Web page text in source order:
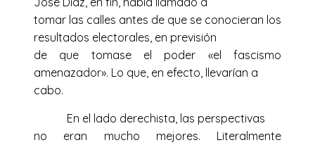
tomar las calles antes de que se conocieran los
resultados electorales, en previsión
de que tomase el poder «el fascismo
amenazador». Lo que, en efecto, llevarían a
cabo.
En el lado derechista, las perspectivas
no eran mucho mejores. Literalmente